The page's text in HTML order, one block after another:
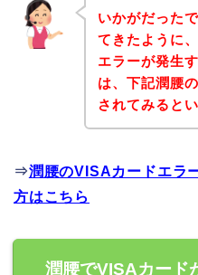
いかがだった
てきたように
エラーが発生
は、下記潤腰
されてみると
⇒潤腰のVISAカードエラ
方はこちら
潤腰でVISAカード